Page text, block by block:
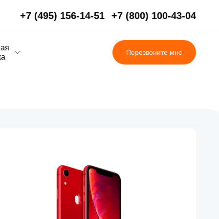
+7 (495) 156-14-51 +7 (800) 100-43-04
Перезвоните мне